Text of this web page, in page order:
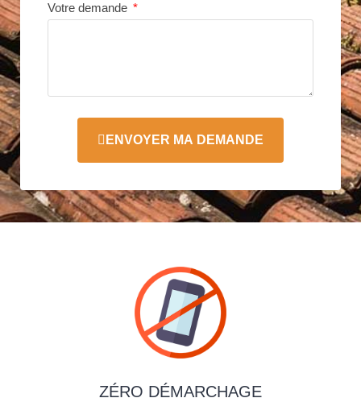
Votre demande
ENVOYER MA DEMANDE
ZÉRO DÉMARCHAGE